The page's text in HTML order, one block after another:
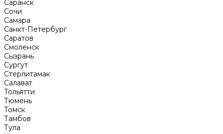
Саранск
Сочи
Самара
Санкт-Петербург
Саратов
Смоленск
Сызрань
Сургут
Стерлитамак
Салават
Тольятти
Тюмень
Томск
Тамбов
Тула